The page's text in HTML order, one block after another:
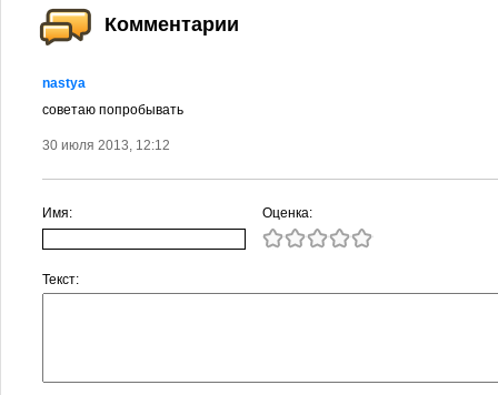
Комментарии
nastya
советаю попробывать
30 июля 2013, 12:12
Имя: Оценка:
Текст: